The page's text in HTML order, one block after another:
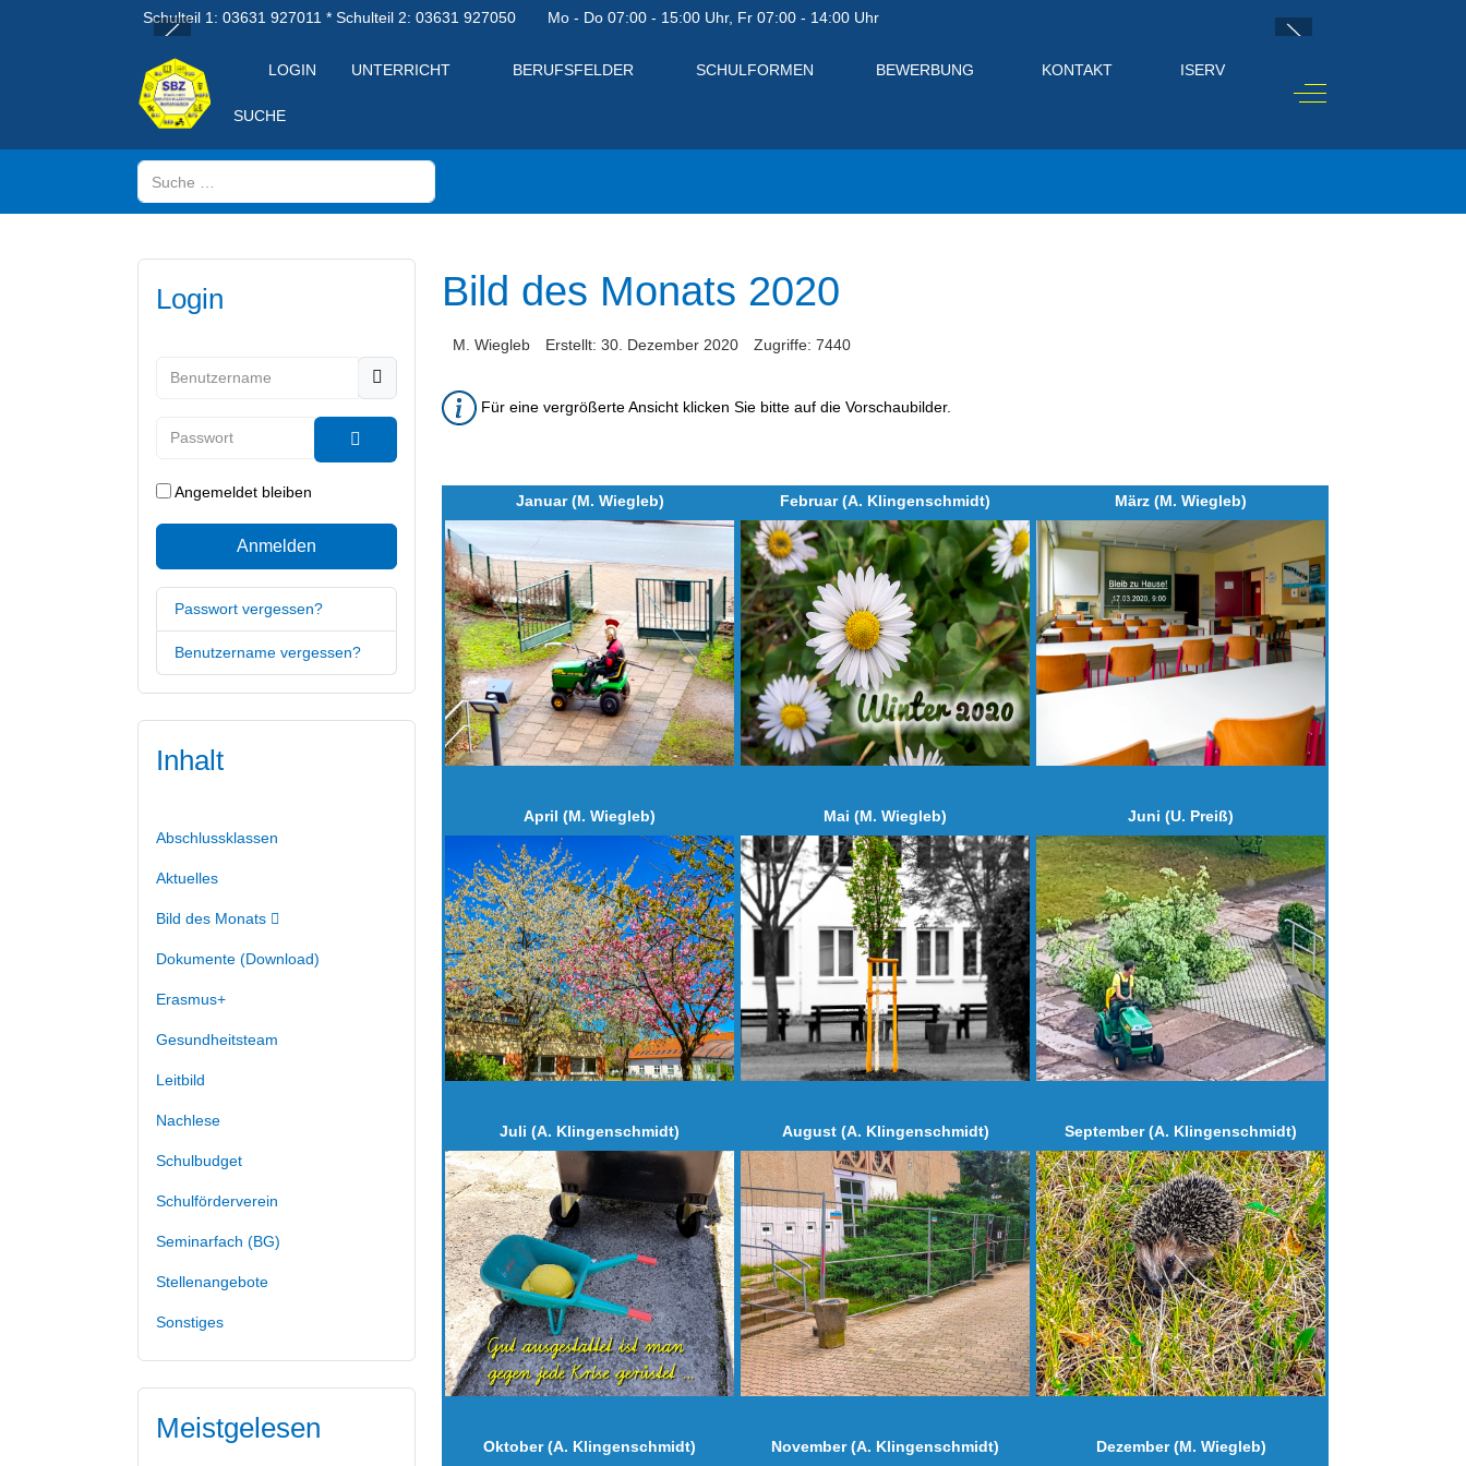
Schulteil 1: 03631 927011 * Schulteil 2: 03631 927050 Mo - Do 07:00 - 15:00 Uhr, Fr 07:00 - 14:00 Uhr
LOGIN UNTERRICHT BERUFSFELDER SCHULFORMEN BEWERBUNG KONTAKT ISERV
SUCHE
Off-Canvas Toggle
Suchen
Login
Passwort anzeigen
Angemeldet bleiben
Anmelden
Passwort vergessen?
Benutzername vergessen?
Inhalt
Abschlussklassen
Aktuelles
Bild des Monats
Dokumente (Download)
Erasmus+
Gesundheitsteam
Leitbild
Nachlese
Schulbudget
Schulförderverein
Seminarfach (BG)
Stellenangebote
Sonstiges
Meistgelesen
Bild des Monats 2020
M. Wiegleb Erstellt: 30. Dezember 2020 Zugriffe: 7440
Für eine vergrößerte Ansicht klicken Sie bitte auf die Vorschaubilder.
Januar (M. Wiegleb) Februar (A. Klingenschmidt) März (M. Wiegleb)
April (M. Wiegleb) Mai (M. Wiegleb) Juni (U. Preiß)
Juli (A. Klingenschmidt) August (A. Klingenschmidt) September (A. Klingenschmidt)
Oktober (A. Klingenschmidt) November (A. Klingenschmidt) Dezember (M. Wiegleb)